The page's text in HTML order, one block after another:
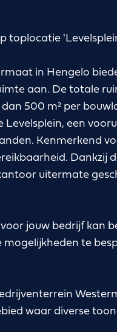
toplocatie
in Hengelo
aan. De totale
500 m² per
Levelsplein, een
Kenmerkend
Dankzij
uitermate
jouw bedrijf kan
te
waar diverse